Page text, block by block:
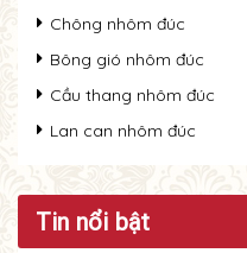
Chông nhôm đúc
Bông gió nhôm đúc
Cầu thang nhôm đúc
Lan can nhôm đúc
Tin nổi bật